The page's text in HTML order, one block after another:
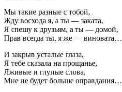
Мы такие разные с тобой,
Жду восхода я, а ты — заката,
Я спешу к друзьям, а ты — домой,
Прав всегда ты, я же — виновата…
И закрыв усталые глаза,
Я тебе сказала на прощанье,
Лживые и глупые слова,
Мне не будет больше оправдания…